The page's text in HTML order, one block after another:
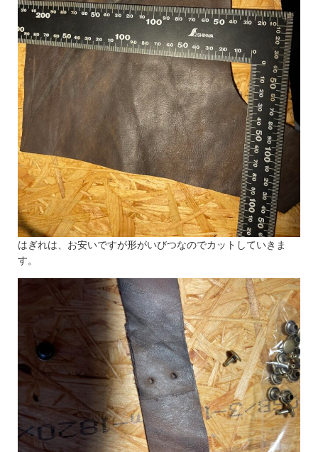
はぎれは、お安いですが形がいびつなのでカットしていきま
す。